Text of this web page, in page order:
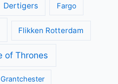
Dertigers Fargo
Flikken Rotterdam
of Thrones
Grantchester